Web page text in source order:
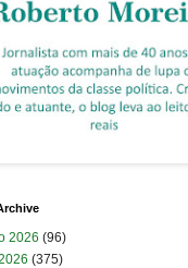
2026 (96)
(375)